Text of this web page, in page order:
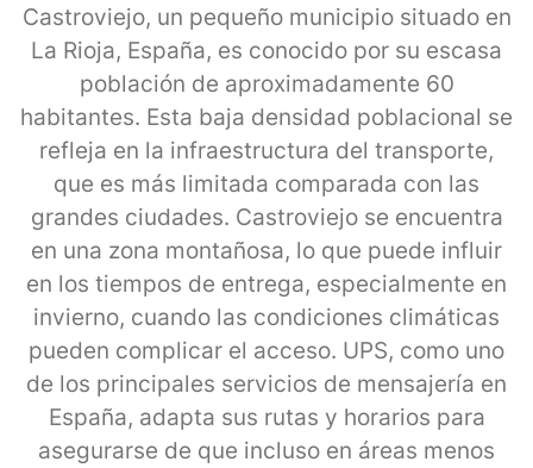
Castroviejo, un pequeño municipio situado en
La Rioja, España, es conocido por su escasa
población de aproximadamente 60
habitantes. Esta baja densidad poblacional se
refleja en la infraestructura del transporte,
que es más limitada comparada con las
grandes ciudades. Castroviejo se encuentra
en una zona montañosa, lo que puede influir
en los tiempos de entrega, especialmente en
invierno, cuando las condiciones climáticas
pueden complicar el acceso. UPS, como uno
de los principales servicios de mensajería en
España, adapta sus rutas y horarios para
asegurarse de que incluso en áreas menos